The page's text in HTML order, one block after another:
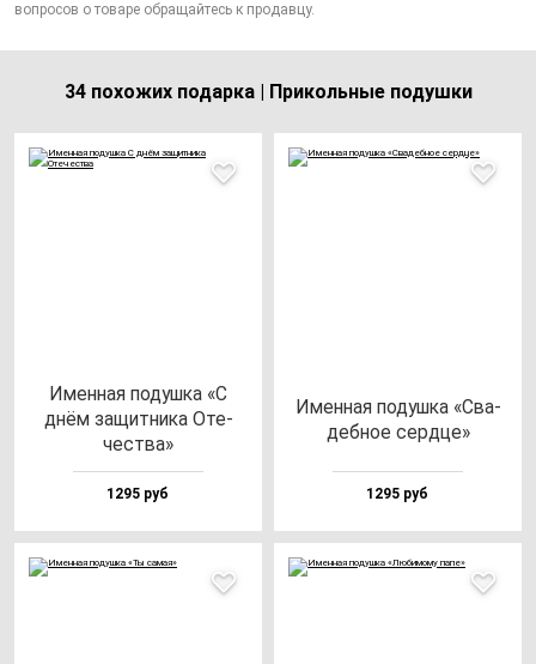
вопросов о товаре обращайтесь к продавцу.
34 похожих подарка | Прикольные подушки
Имен­ная по­душ­ка «С
днём за­щит­ни­ка Оте­
чес­тва»
1295 руб
Имен­ная по­душ­ка «Сва­
деб­ное сер­дце»
1295 руб